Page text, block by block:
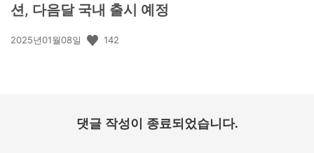
션, 다음달 국내 출시 예정
공
2025년01월08일 142
댓글 작성이 종료되었습니다.